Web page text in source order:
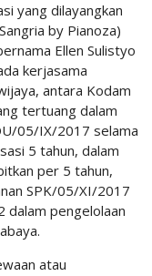
yang dilayangkan
by Pianoza)
Ellen Sulistyo
kerjasama
antara Kodam
tertuang dalam
05/IX/2017 selama
5 tahun, dalam
per 5 tahun,
SPK/05/XI/2017
pengelolaan
atau